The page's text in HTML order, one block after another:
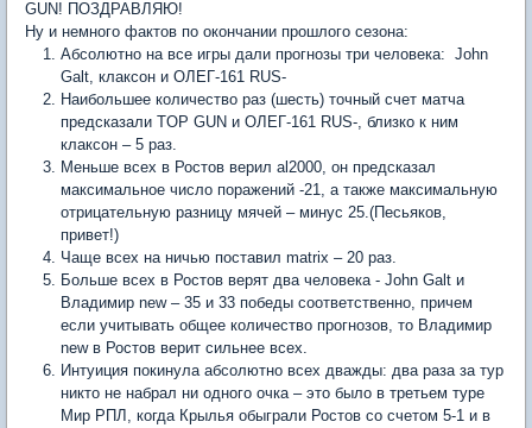
GUN! ПОЗДРАВЛЯЮ!
Ну и немного фактов по окончании прошлого сезона:
Абсолютно на все игры дали прогнозы три человека: John
Galt, клаксон и ОЛЕГ-161 RUS-
Наибольшее количество раз (шесть) точный счет матча
предсказали TOP GUN и ОЛЕГ-161 RUS-, близко к ним
клаксон – 5 раз.
Меньше всех в Ростов верил al2000, он предсказал
максимальное число поражений -21, а также максимальную
отрицательную разницу мячей – минус 25.(Песьяков,
привет!)
Чаще всех на ничью поставил matrix – 20 раз.
Больше всех в Ростов верят два человека - John Galt и
Владимир new – 35 и 33 победы соответственно, причем
если учитывать общее количество прогнозов, то Владимир
new в Ростов верит сильнее всех.
Интуиция покинула абсолютно всех дважды: два раза за тур
никто не набрал ни одного очка – это было в третьем туре
Мир РПЛ, когда Крылья обыграли Ростов со счетом 5-1 и в